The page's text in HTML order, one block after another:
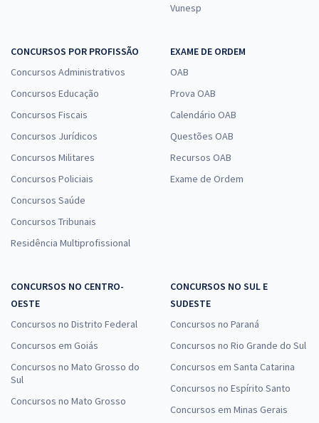
Vunesp
CONCURSOS POR PROFISSÃO
Concursos Administrativos
Concursos Educação
Concursos Fiscais
Concursos Jurídicos
Concursos Militares
Concursos Policiais
Concursos Saúde
Concursos Tribunais
Residência Multiprofissional
EXAME DE ORDEM
OAB
Prova OAB
Calendário OAB
Questões OAB
Recursos OAB
Exame de Ordem
CONCURSOS NO CENTRO-
OESTE
Concursos no Distrito Federal
Concursos em Goiás
Concursos no Mato Grosso do
Sul
Concursos no Mato Grosso
CONCURSOS NO SUL E
SUDESTE
Concursos no Paraná
Concursos no Rio Grande do Sul
Concursos em Santa Catarina
Concursos no Espírito Santo
Concursos em Minas Gerais